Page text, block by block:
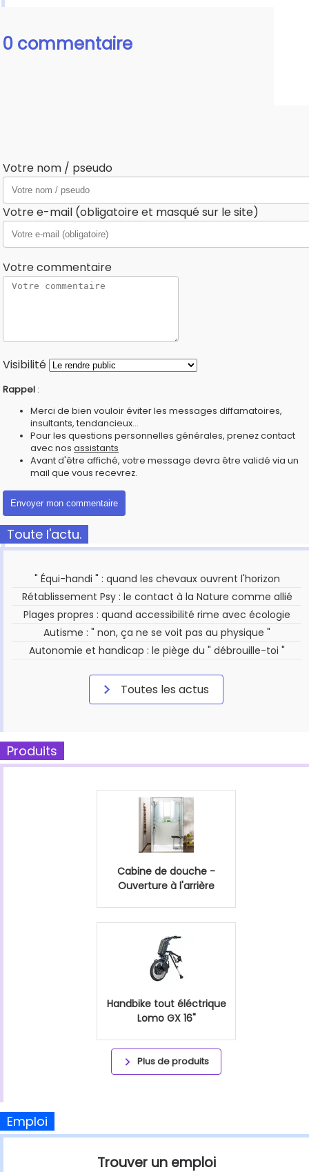
0 commentaire
Votre nom / pseudo
Votre e-mail (obligatoire et masqué sur le site)
Votre commentaire
Visibilité
Rappel :
Merci de bien vouloir éviter les messages diffamatoires,
insultants, tendancieux...
Pour les questions personnelles générales, prenez contact
avec nos assistants
Avant d'être affiché, votre message devra être validé via un
mail que vous recevrez.
Toute l'actu.
" Équi-handi " : quand les chevaux ouvrent l'horizon
Rétablissement Psy : le contact à la Nature comme allié
Plages propres : quand accessibilité rime avec écologie
Autisme : " non, ça ne se voit pas au physique "
Autonomie et handicap : le piège du " débrouille-toi "
Toutes les actus
Produits
Cabine de douche -
Ouverture à l'arrière
Handbike tout éléctrique
Lomo GX 16"
Plus de produits
Emploi
Trouver un emploi